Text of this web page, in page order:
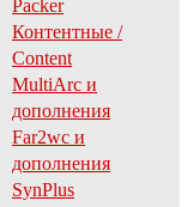
Packer
Контентные /
Content
MultiArc и
дополнения
Far2wc и
дополнения
SynPlus